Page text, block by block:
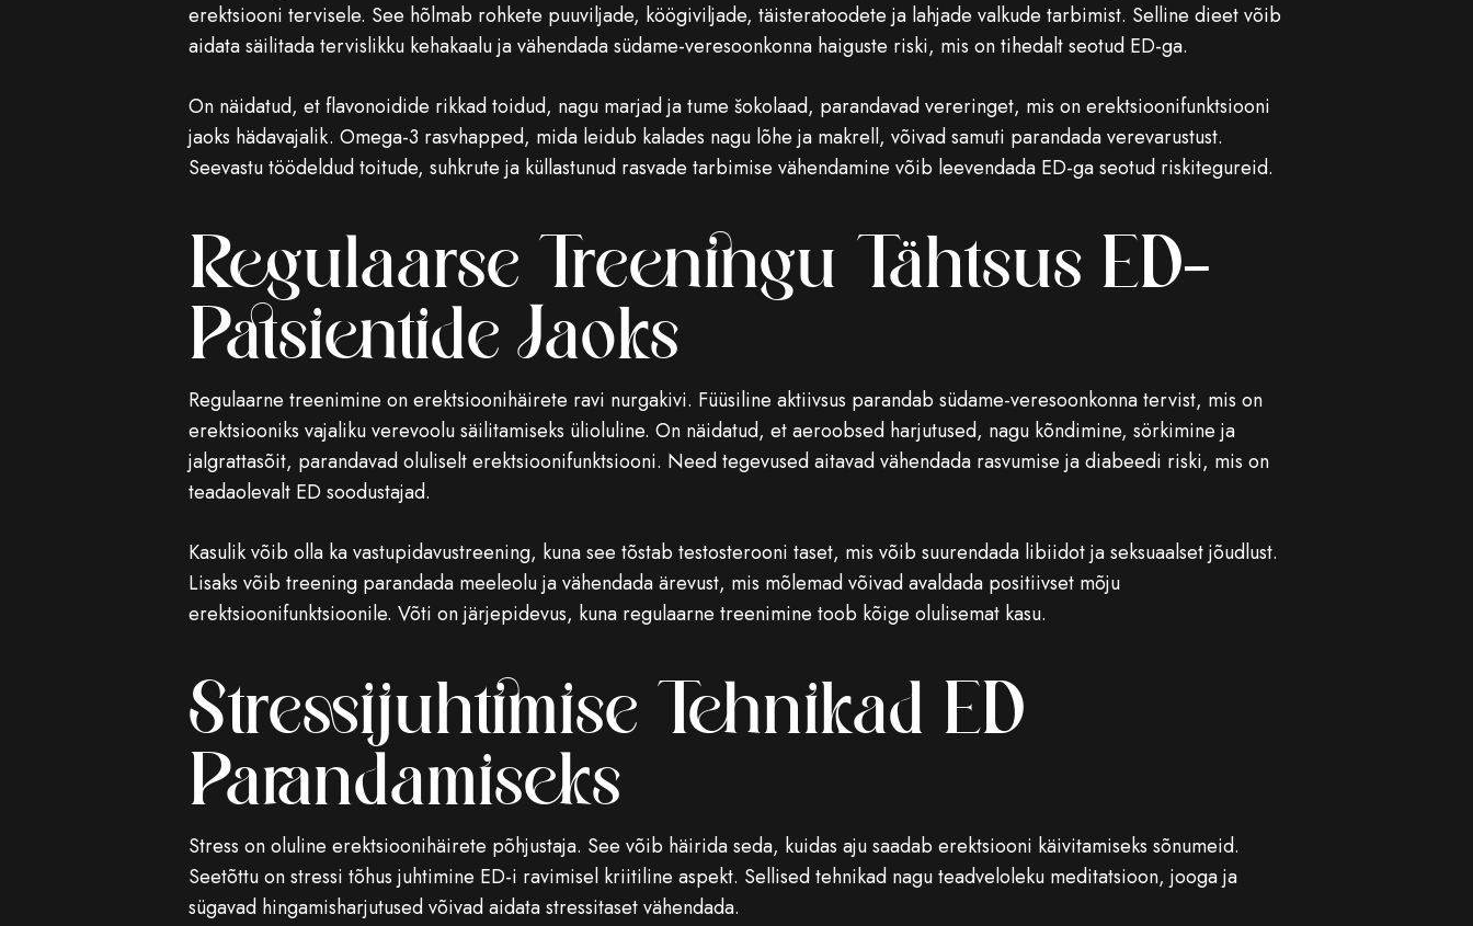
erektsiooni tervisele. See hõlmab rohkete puuviljade, köögiviljade, täisteratoodete ja lahjade valkude tarbimist. Selline dieet võib
aidata säilitada tervislikku kehakaalu ja vähendada südame-veresoonkonna haiguste riski, mis on tihedalt seotud ED-ga.
On näidatud, et flavonoidide rikkad toidud, nagu marjad ja tume šokolaad, parandavad vereringet, mis on erektsioonifunktsiooni
jaoks hädavajalik. Omega-3 rasvhapped, mida leidub kalades nagu lõhe ja makrell, võivad samuti parandada verevarustust.
Seevastu töödeldud toitude, suhkrute ja küllastunud rasvade tarbimise vähendamine võib leevendada ED-ga seotud riskitegureid.
Regulaarse Treeningu Tähtsus ED-
Patsientide Jaoks
Regulaarne treenimine on erektsioonihäirete ravi nurgakivi. Füüsiline aktiivsus parandab südame-veresoonkonna tervist, mis on
erektsiooniks vajaliku verevoolu säilitamiseks ülioluline. On näidatud, et aeroobsed harjutused, nagu kõndimine, sörkimine ja
jalgrattasõit, parandavad oluliselt erektsioonifunktsiooni. Need tegevused aitavad vähendada rasvumise ja diabeedi riski, mis on
teadaolevalt ED soodustajad.
Kasulik võib olla ka vastupidavustreening, kuna see tõstab testosterooni taset, mis võib suurendada libiidot ja seksuaalset jõudlust.
Lisaks võib treening parandada meeleolu ja vähendada ärevust, mis mõlemad võivad avaldada positiivset mõju
erektsioonifunktsioonile. Võti on järjepidevus, kuna regulaarne treenimine toob kõige olulisemat kasu.
Stressijuhtimise Tehnikad ED
Parandamiseks
Stress on oluline erektsioonihäirete põhjustaja. See võib häirida seda, kuidas aju saadab erektsiooni käivitamiseks sõnumeid.
Seetõttu on stressi tõhus juhtimine ED-i ravimisel kriitiline aspekt. Sellised tehnikad nagu teadveloleku meditatsioon, jooga ja
sügavad hingamisharjutused võivad aidata stressitaset vähendada.